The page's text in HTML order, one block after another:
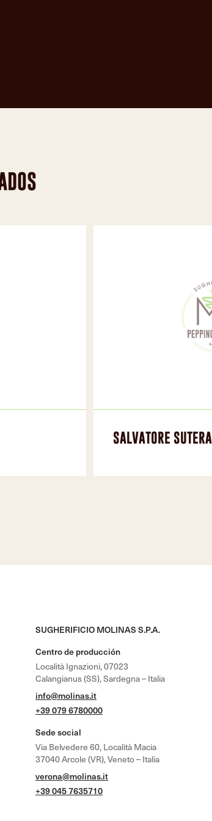
SALVATORE SUTERA
SUGHERIFICIO MOLINAS S.P.A.
Centro de producción
Località Ignazioni, 07023
Calangianus (SS), Sardegna – Italia
info@molinas.it
+39 079 6780000
Sede social
Via Belvedere 60, Località Macia
37040 Arcole (VR), Veneto – Italia
verona@molinas.it
+39 045 7635710